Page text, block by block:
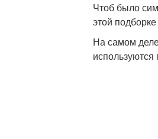
Чтоб было
этой
На самом